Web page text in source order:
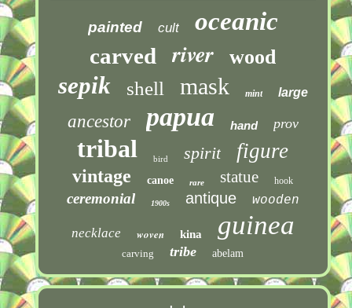
painted cult oceanic
carved river wood
sepik shell mask mint large
ancestor papua hand prov
tribal bird spirit figure
vintage canoe rare statue hook
ceremonial 1900s antique wooden
necklace woven kina guinea
carving tribe abelam